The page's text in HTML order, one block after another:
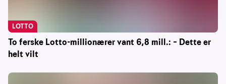
To ferske Lotto-millionærer vant 6,8 mill.: – Dette er
helt vilt
LOTTO